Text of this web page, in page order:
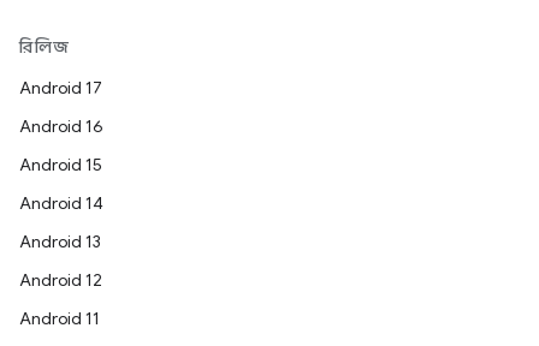
রিলিজ
Android 17
Android 16
Android 15
Android 14
Android 13
Android 12
Android 11